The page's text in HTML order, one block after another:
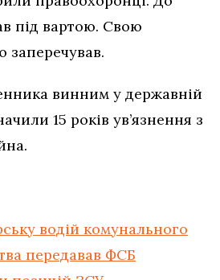
під вартою. Свою
заперечував.
винним у державній
15 років ув’язнення з
водій комунального
передавав ФСБ